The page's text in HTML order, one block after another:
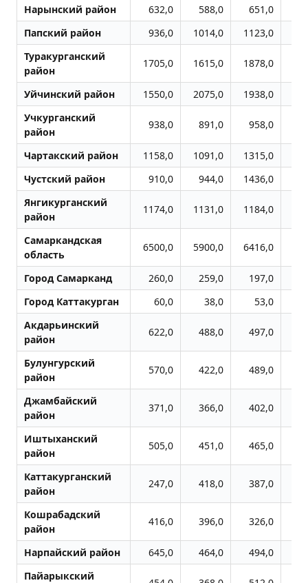
Нарынский район 632,0 588,0 651,0
Папский район
936,0 1014,0 1123,0
Туракурганский
район
1705,0 1615,0 1878,0
Уйчинский район 1550,0 2075,0 1938,0
Учкурганский
район
938,0 891,0 958,0
Чартакский район 1158,0 1091,0 1315,0
Чустский район
910,0 944,0 1436,0
Янгикурганский
район
1174,0 1131,0 1184,0
Самаркандская
область
6500,0 5900,0 6416,0
Город Самарканд 260,0 259,0 197,0
Город Каттакурган
60,0 38,0 53,0
Акдарьинский
район
622,0 488,0 497,0
Булунгурский
район
570,0 422,0 489,0
Джамбайский
район
371,0 366,0 402,0
Иштыханский
район
505,0 451,0 465,0
Каттакурганский
район
247,0 418,0 387,0
Кошрабадский
район
416,0 396,0 326,0
Нарпайский район 645,0 464,0 494,0
Пайарыкский